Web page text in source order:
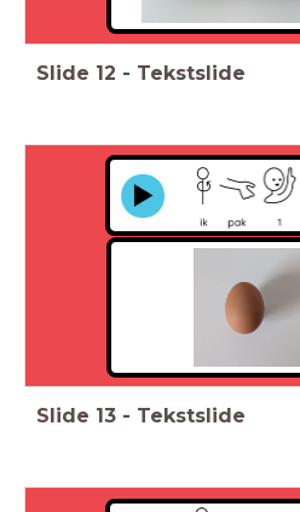
Slide 12 - Tekstslide
Slide 13 - Tekstslide